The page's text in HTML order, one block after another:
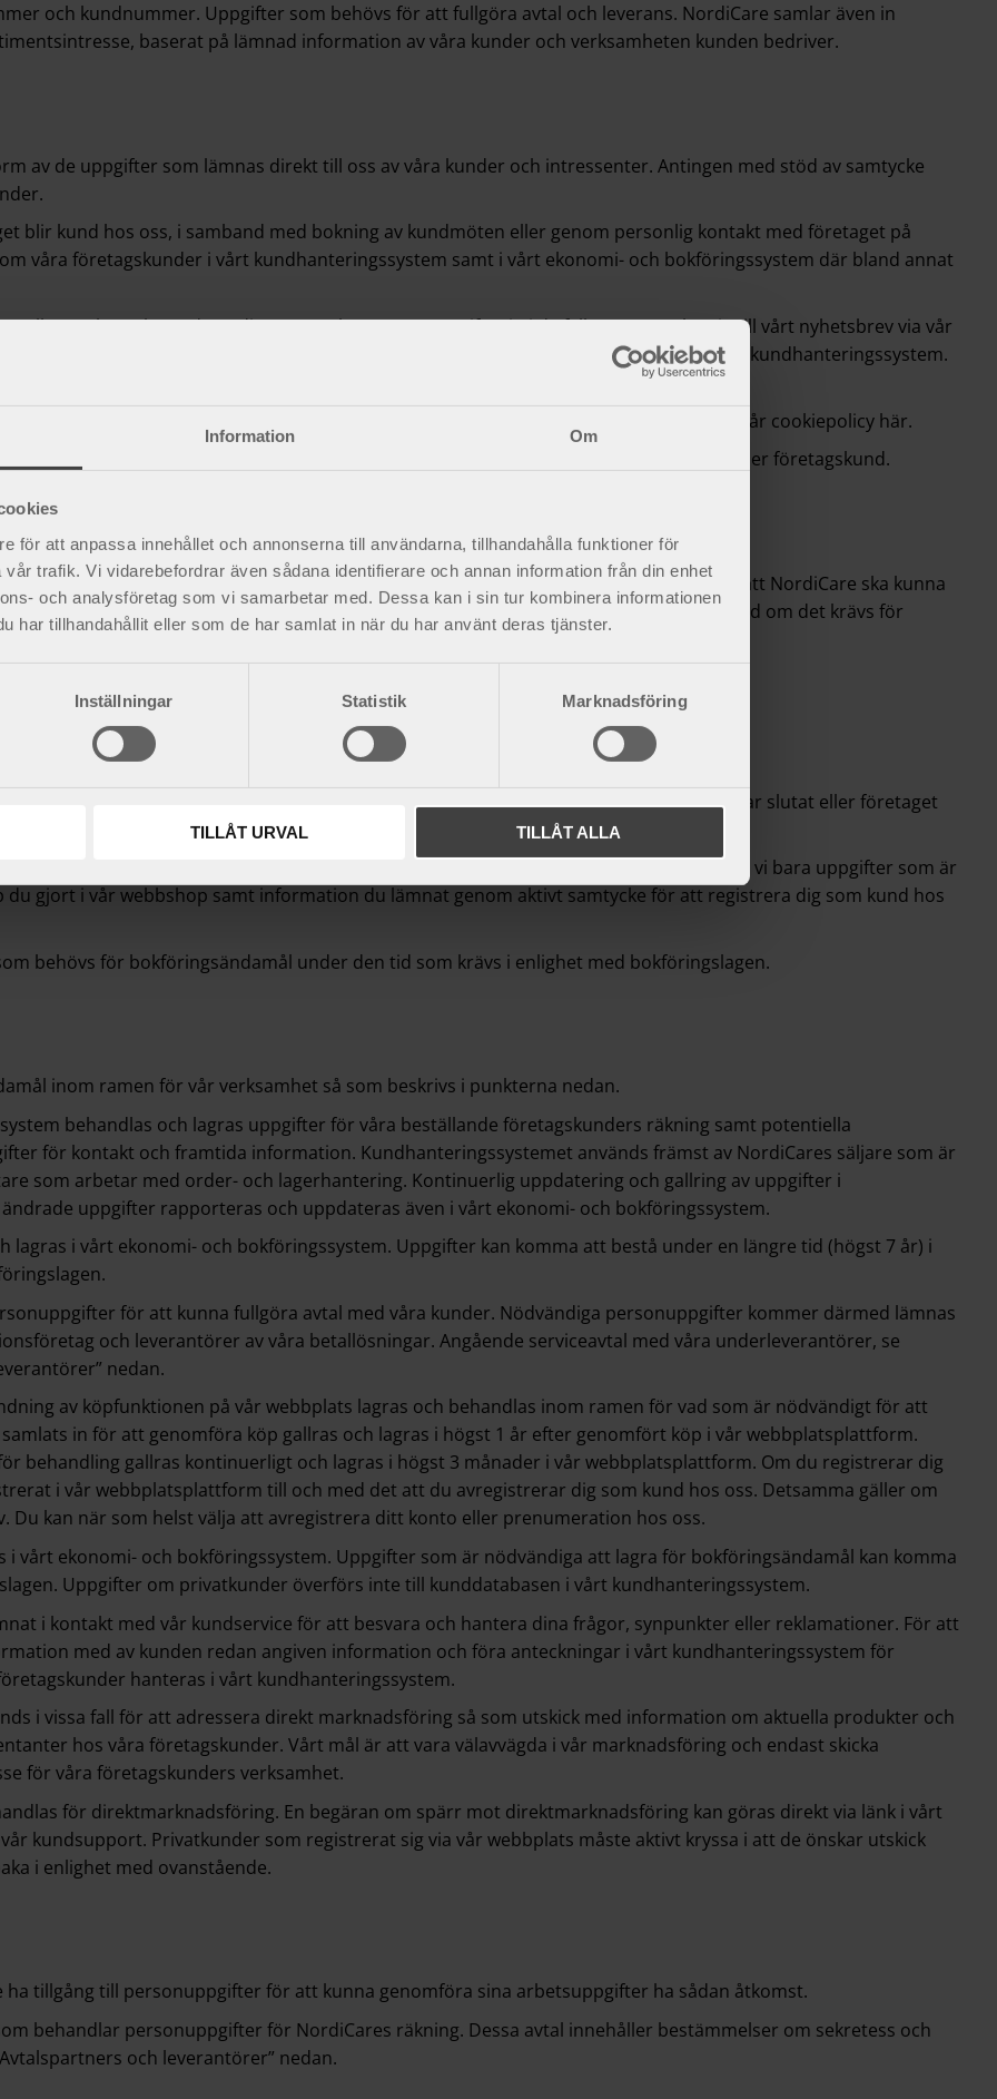
Information Om
för att anpassa innehållet och annonserna till användarna, tillhandahålla funktioner för
trafik. Vi vidarebefordrar även sådana identifierare och annan information från din enhet
och analysföretag som vi samarbetar med. Dessa kan i sin tur kombinera informationen
har tillhandahållit eller som de har samlat in när du har använt deras tjänster.
Inställningar Statistik Marknadsföring
TILLÅT URVAL TILLÅT ALLA
och kundnummer. Uppgifter som behövs för att fullgöra avtal och leverans. NordiCare samlar även in
baserat på lämnad information av våra kunder och verksamheten kunden bedriver.
av de uppgifter som lämnas direkt till oss av våra kunder och intressenter. Antingen med stöd av samtycke
blir kund hos oss, i samband med bokning av kundmöten eller genom personlig kontakt med företaget på
våra företagskunder i vårt kundhanteringssystem samt i vårt ekonomi- och bokföringssystem där bland annat
eller tar kontakt med NordiCare) samlas personuppgifter in i de fall man anmäler sig till vårt nyhetsbrev via vår
köpfunktionen i vår webbshop. Vi behandlar inte privatkunders uppgifter i vårt kundhanteringssystem.
och i vår webbplatsplattform.
lagrad data som samlas in för att optimera din användning av vår webbplats.
Läs vår cookiepolicy här.
avseende de uppgifter du lämnar i kontakt med vår kundtjänst, både som privat- eller företagskund.
grund att göra det. Personuppgifter inhämtas och behandlas både med stöd av att NordiCare ska kunna
av samtycke från våra kunder. Uppgifter kan komma att behandlas under en längre tid om det krävs för
finns behov att spara uppgifterna för att fullgöra de ändamål som de samlades in för.
eller gallras när kundförhållandet har upphört eller ändrats, exempelvis när personal har slutat eller företaget
om våra företagskunder och anställd personal/kontaktpersoner.
i enlighet med vad som anges under ”Köp på vår webbplats” nedan. Som regel lagrar vi bara uppgifter som är
gjort i vår webbshop samt information du lämnat genom aktivt samtycke för att registrera dig som kund hos
behövs för bokföringsändamål under den tid som krävs i enlighet med bokföringslagen.
inom ramen för vår verksamhet så som beskrivs i punkterna nedan.
behandlas och lagras uppgifter för våra beställande företagskunders räkning samt potentiella
för kontakt och framtida information. Kundhanteringssystemet används främst av NordiCares säljare som är
som arbetar med order- och lagerhantering. Kontinuerlig uppdatering och gallring av uppgifter i
uppgifter rapporteras och uppdateras även i vårt ekonomi- och bokföringssystem.
i vårt ekonomi- och bokföringssystem. Uppgifter kan komma att bestå under en längre tid (högst 7 år) i
för att kunna fullgöra avtal med våra kunder. Nödvändiga personuppgifter kommer därmed lämnas
och leverantörer av våra betallösningar. Angående serviceavtal med våra underleverantörer, se
nedan.
av köpfunktionen på vår webbplats lagras och behandlas inom ramen för vad som är nödvändigt för att
in för att genomföra köp gallras och lagras i högst 1 år efter genomfört köp i vår webbplatsplattform.
behandling gallras kontinuerligt och lagras i högst 3 månader i vår webbplatsplattform. Om du registrerar dig
i vår webbplatsplattform till och med det att du avregistrerar dig som kund hos oss. Detsamma gäller om
kan när som helst välja att avregistrera ditt konto eller prenumeration hos oss.
vårt ekonomi- och bokföringssystem. Uppgifter som är nödvändiga att lagra för bokföringsändamål kan komma
Uppgifter om privatkunder överförs inte till kunddatabasen i vårt kundhanteringssystem.
i kontakt med vår kundservice för att besvara och hantera dina frågor, synpunkter eller reklamationer. För att
med av kunden redan angiven information och föra anteckningar i vårt kundhanteringssystem för
hanteras i vårt kundhanteringssystem.
i vissa fall för att adressera direkt marknadsföring så som utskick med information om aktuella produkter och
hos våra företagskunder. Vårt mål är att vara välavvägda i vår marknadsföring och endast skicka
för våra företagskunders verksamhet.
för direktmarknadsföring. En begäran om spärr mot direktmarknadsföring kan göras direkt via länk i vårt
kundsupport. Privatkunder som registrerat sig via vår webbplats måste aktivt kryssa i att de önskar utskick
i enlighet med ovanstående.
tillgång till personuppgifter för att kunna genomföra sina arbetsuppgifter ha sådan åtkomst.
behandlar personuppgifter för NordiCares räkning. Dessa avtal innehåller bestämmelser om sekretess och
och leverantörer” nedan.